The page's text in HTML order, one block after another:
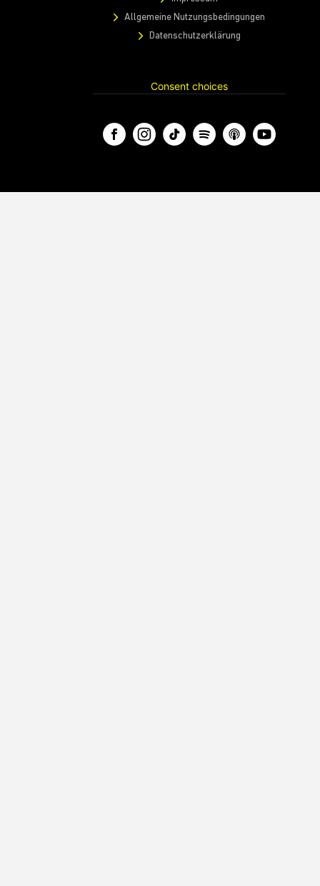
Allgemeine Nutzungsbedingungen
Datenschutzerklärung
Consent choices